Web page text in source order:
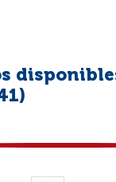
)